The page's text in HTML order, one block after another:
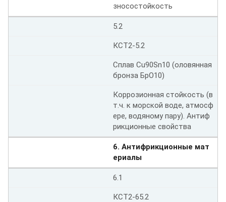
зносостойкость
5.2
КСТ2-5.2
Сплав Cu90Sn10 (оловянная
бронза БрО10)
Коррозионная стойкость (в
т.ч. к морской воде, атмосф
ере, водяному пару). Антиф
рикционные свойства
6. Антифрикционные мат
ериалы
6.1
КСТ2-65.2